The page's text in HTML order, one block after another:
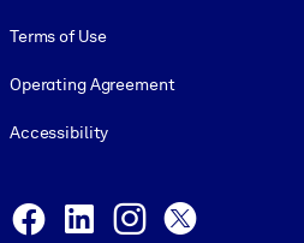
Terms of Use
Operating Agreement
Accessibility
Facebook
LinkedInInstagram